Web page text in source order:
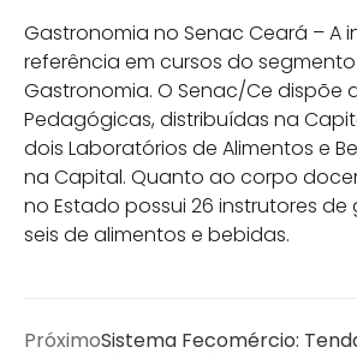
Gastronomia no Senac Ceará – A
referência em cursos do
Gastronomia. O Senac/Ce dispõe
Pedagógicas, distribuídas na
dois Laboratórios de Alimentos e
na Capital. Quanto ao corpo
no Estado possui 26 instrutores
seis de alimentos e bebidas.
PróximoSistema Fecomércio: